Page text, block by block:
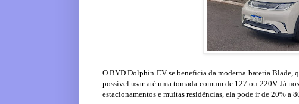
O BYD Dolphin EV se beneficia da moderna bateria Blade,
possível usar até uma tomada comum de 127 ou 220V. Já
estacionamentos e muitas residências, ela pode ir de 20% a